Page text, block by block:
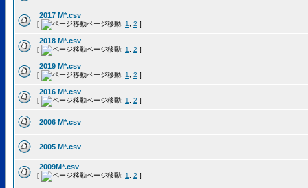
2017 M*.csv
[ ページ移動: 1 2 ]
2018 M*.csv
[ ページ移動: 1 2 ]
2019 M*.csv
[ ページ移動: 1 2 ]
2016 M*.csv
[ ページ移動: 1 2 ]
2006 M*.csv
2005 M*.csv
2009M*.csv
[ ページ移動: 1 2 ]